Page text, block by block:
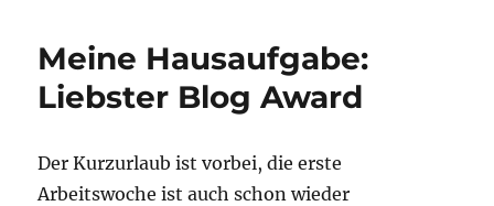
Meine Hausaufgabe:
Liebster Blog Award
Der Kurzurlaub ist vorbei, die erste
Arbeitswoche ist auch schon wieder